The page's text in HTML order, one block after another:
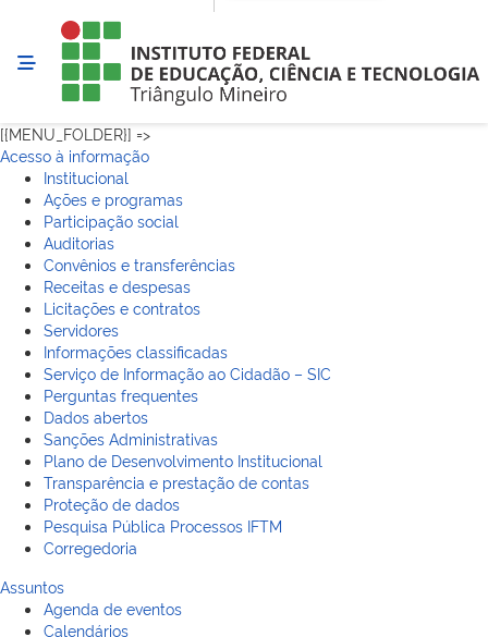
[{MENU_FOLDER}] =>
Acesso à informação
Institucional
Ações e programas
Participação social
Auditorias
Convênios e transferências
Receitas e despesas
Licitações e contratos
Servidores
Informações classificadas
Serviço de Informação ao Cidadão – SIC
Perguntas frequentes
Dados abertos
Sanções Administrativas
Plano de Desenvolvimento Institucional
Transparência e prestação de contas
Proteção de dados
Pesquisa Pública Processos IFTM
Corregedoria
Assuntos
Agenda de eventos
Calendários